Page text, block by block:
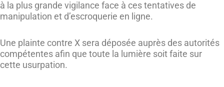
à la plus grande vigilance face à ces tentatives de
manipulation et d’escroquerie en ligne.
Une plainte contre X sera déposée auprès des autorités
compétentes afin que toute la lumière soit faite sur
cette usurpation.